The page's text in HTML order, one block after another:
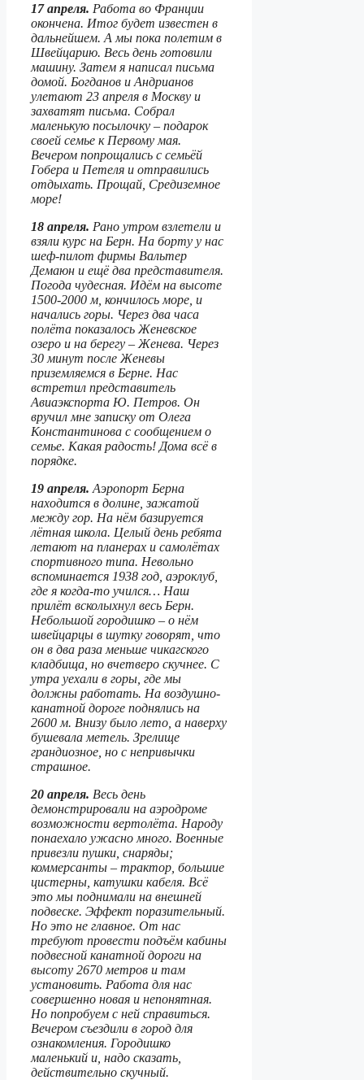
17 апреля. Работа во Франции
окончена. Итог будет известен в
дальнейшем. А мы пока полетим в
Швейцарию. Весь день готовили
машину. Затем я написал письма
домой. Богданов и Андрианов
улетают 23 апреля в Москву и
захватят письма. Собрал
маленькую посылочку – подарок
своей семье к Первому мая.
Вечером попрощались с семьёй
Гобера и Петеля и отправились
отдыхать. Прощай, Средиземное
море!
18 апреля. Рано утром взлетели и
взяли курс на Берн. На борту у нас
шеф-пилот фирмы Вальтер
Демаюн и ещё два представителя.
Погода чудесная. Идём на высоте
1500-2000 м, кончилось море, и
начались горы. Через два часа
полёта показалось Женевское
озеро и на берегу – Женева. Через
30 минут после Женевы
приземляемся в Берне. Нас
встретил представитель
Авиаэкспорта Ю. Петров. Он
вручил мне записку от Олега
Константинова с сообщением о
семье. Какая радость! Дома всё в
порядке.
19 апреля. Аэропорт Берна
находится в долине, зажатой
между гор. На нём базируется
лётная школа. Целый день ребята
летают на планерах и самолётах
спортивного типа. Невольно
вспоминается 1938 год, аэроклуб,
где я когда-то учился… Наш
прилёт всколыхнул весь Берн.
Небольшой городишко – о нём
швейцарцы в шутку говорят, что
он в два раза меньше чикагского
кладбища, но вчетверо скучнее. С
утра уехали в горы, где мы
должны работать. На воздушно-
канатной дороге поднялись на
2600 м. Внизу было лето, а наверху
бушевала метель. Зрелище
грандиозное, но с непривычки
страшное.
20 апреля. Весь день
демонстрировали на аэродроме
возможности вертолёта. Народу
понаехало ужасно много. Военные
привезли пушки, снаряды;
коммерсанты – трактор, большие
цистерны, катушки кабеля. Всё
это мы поднимали на внешней
подвеске. Эффект поразительный.
Но это не главное. От нас
требуют провести подъём кабины
подвесной канатной дороги на
высоту 2670 метров и там
установить. Работа для нас
совершенно новая и непонятная.
Но попробуем с ней справиться.
Вечером съездили в город для
ознакомления. Городишко
маленький и, надо сказать,
действительно скучный.